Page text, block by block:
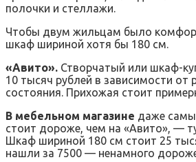
полочки и стеллажи.
Чтобы двум жильцам было
шкаф шириной хотя бы 180 см.
«Авито». Створчатый или шкаф-
10 тысяч рублей в зависимости от
состояния. Прихожая стоит
В мебельном магазине даже
стоит дороже, чем на «Авито», —
Шкаф шириной 180 см стоит 25
нашли за 7500 — ненамного